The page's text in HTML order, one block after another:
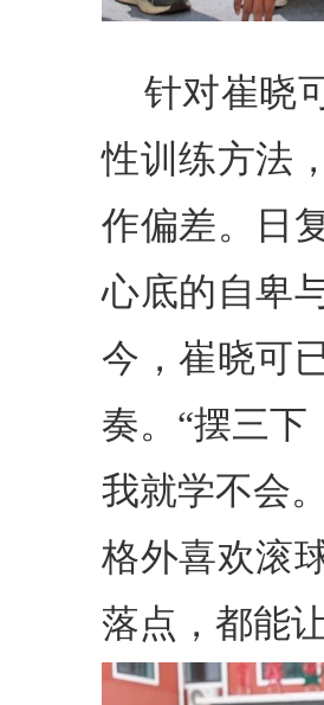
针对崔晓
性训练方法
作偏差。日
心底的自卑
今，崔晓可
奏。“摆三
我就学不会
格外喜欢滚
落点，都能